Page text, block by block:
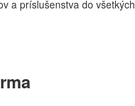
a príslušenstva do všetkých